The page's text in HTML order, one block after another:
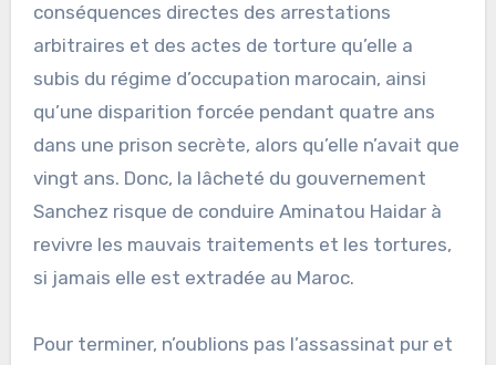
conséquences directes des arrestations
arbitraires et des actes de torture qu’elle a
subis du régime d’occupation marocain, ainsi
qu’une disparition forcée pendant quatre ans
dans une prison secrète, alors qu’elle n’avait que
vingt ans. Donc, la lâcheté du gouvernement
Sanchez risque de conduire Aminatou Haidar à
revivre les mauvais traitements et les tortures,
si jamais elle est extradée au Maroc.
Pour terminer, n’oublions pas l’assassinat pur et